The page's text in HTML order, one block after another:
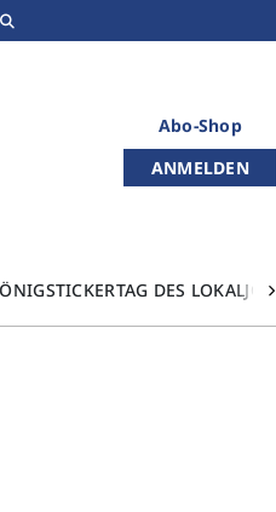
Abo-Shop
ANMELDEN
TAG DES